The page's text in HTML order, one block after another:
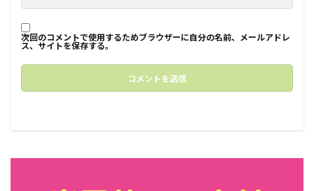
次回のコメントで使用するためブラウザーに自分の名前、メールアドレ
ス、サイトを保存する。